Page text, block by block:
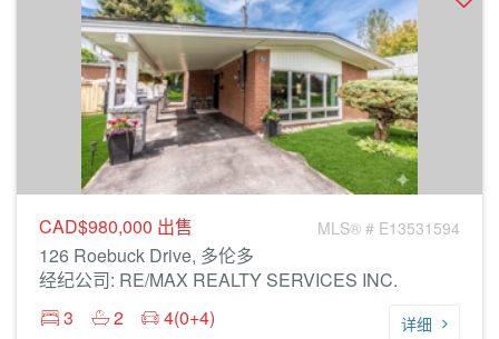
CAD$980,000 出售 MLS® # E13531594
126 Roebuck Drive, 多伦多
经纪公司: RE/MAX REALTY SERVICES INC.
3
2 4(0+4) 详细